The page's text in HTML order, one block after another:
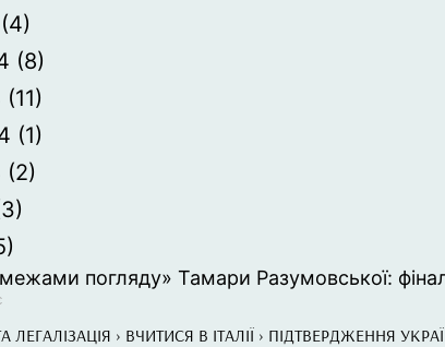
(4)
(8)
(11)
(1)
(2)
погляду» Тамари Разумовської:
ЛЕГАЛІЗАЦІЯ › ВЧИТИСЯ В ІТАЛІЇ › ПІДТВЕРДЖЕННЯ